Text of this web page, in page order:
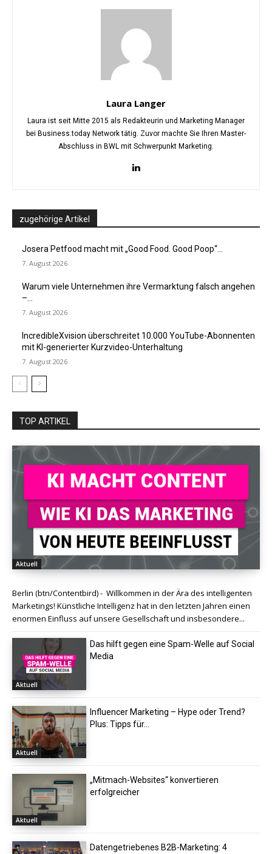
Laura Langer
Laura ist seit Mitte 2015 als Redakteurin und Marketing Manager
bei Business.today Network tätig. Zuvor machte Sie Ihren Master-
Abschluss in BWL mit Schwerpunkt Marketing.
zugehörige Artikel
Josera Petfood macht mit „Good Food. Good Poop“...
7. August 2026
Warum viele Unternehmen ihre Vermarktung falsch angehen
–...
7. August 2026
IncredibleXvision überschreitet 10.000 YouTube-Abonnenten
mit KI-generierter Kurzvideo-Unterhaltung
7. August 2026
TOP ARTIKEL
Aktuell
Berlin (btn/Contentbird) - Willkommen in der Ära des intelligenten
Marketings! Künstliche Intelligenz hat in den letzten Jahren einen
enormen Einfluss auf unsere Gesellschaft und insbesondere...
Aktuell
Das hilft gegen eine Spam-Welle auf Social
Media
Aktuell
Influencer Marketing – Hype oder Trend?
Plus: Tipps für...
Aktuell
„Mitmach-Websites“ konvertieren
erfolgreicher
Datengetriebenes B2B-Marketing: 4